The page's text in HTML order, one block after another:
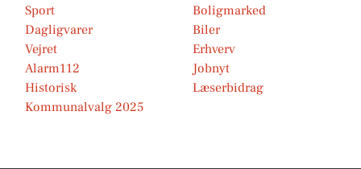
Sport
Boligmarked
Dagligvarer
Biler
Vejret
Erhverv
Alarm112
Jobnyt
Historisk
Læserbidrag
Kommunalvalg 2025